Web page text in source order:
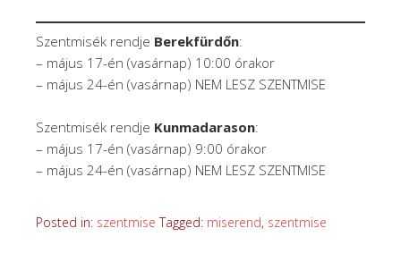
Szentmisék rendje Berekfürdőn:
– május 17-én (vasárnap) 10:00 órakor
– május 24-én (vasárnap) NEM LESZ SZENTMISE
Szentmisék rendje Kunmadarason:
– május 17-én (vasárnap) 9:00 órakor
– május 24-én (vasárnap) NEM LESZ SZENTMISE
Posted in: szentmise Tagged: miserend, szentmise